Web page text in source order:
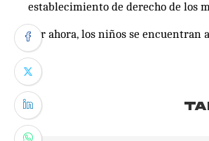
establecimiento de derecho de los
Por ahora, los niños se encuentran